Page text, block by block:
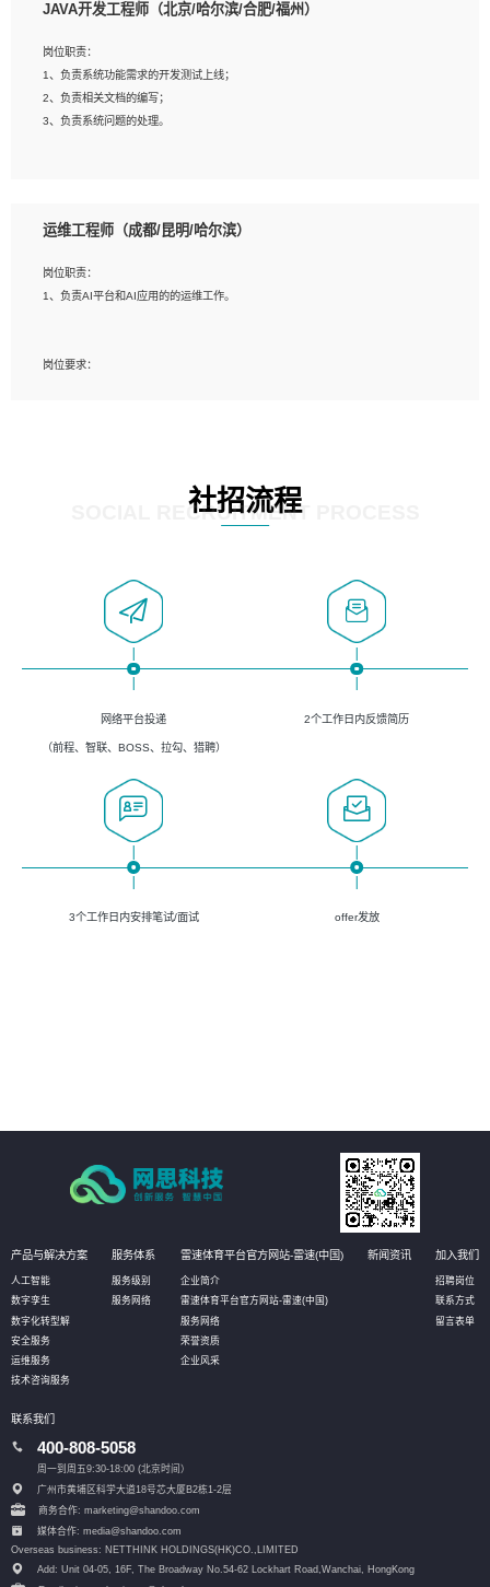
岗位要求：
2、精通linux命令。
3、熟悉oracle、mysql 数据库。
4、善于沟通，具有良好的团队合作精神和协作能力。
5、必须有实际的生产环境系统维护经验。
JAVA开发工程师（北京/哈尔滨/合肥/福州）
岗位职责：
1、负责系统功能需求的开发测试上线；
2、负责相关文档的编写；
3、负责系统问题的处理。
2、熟悉linux命令；
4、熟练使用oracle、mysql进行开发；
5、熟悉流程开发如使用activiti；
运维工程师（成都/昆明/哈尔滨）
岗位职责：
1、负责AI平台和AI应用的的运维工作。
岗位要求：
4、掌握DevOps思想、方法和流程。Jenkins工具使用；
5、掌握常见中间件配置与优化，如mysql、nginx等；
社招流程
SOCIAL RECRUITMENT PROCESS
网络平台投递
（前程、智联、BOSS、拉勾、猎聘）
2个工作日内反馈简历
3个工作日内安排笔试/面试 offer发放
产品与解决方案
人工智能
数字孪生
数字化转型解
安全服务
运维服务
技术咨询服务
服务体系
服务级别
服务网络
雷速体育平台官方网站-雷速(中国)
企业简介
雷速体育平台官方网站-雷速(中国)
服务网络
荣誉资质
企业风采
新闻资讯 加入我们
招聘岗位
联系方式
留言表单
联系我们
400-808-5058
周一到周五9:30-18:00 (北京时间）
广州市黄埔区科学大道18号芯大厦B2栋1-2层
商务合作: marketing@shandoo.com
媒体合作: media@shandoo.com
Overseas business: NETTHINK HOLDINGS(HK)CO.,LIMITED
Add: Unit 04-05, 16F, The Broadway No.54-62 Lockhart Road, Wanchai, HongKong